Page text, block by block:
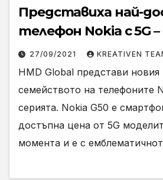
Представиха най-
телефон Nokia с 5G –
27/09/2021 KREATIVEN
HMD Global представи новия
семейството на телефоните
серията. Nokia G50 е
достъпна цена от 5G
момента и е с